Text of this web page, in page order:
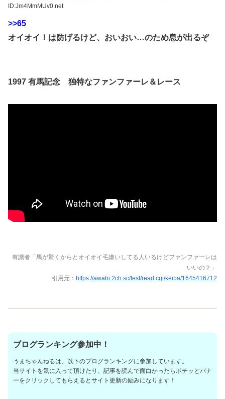
ID:Jm4MmMUv0.net
>>65
オイオイ！は防げるけど、おいおい…のため息が出るぞ
1997 有馬記念 独特なファンファーレ＆レース
有識者「馬が驚くからとオイオイ毛嫌いしてる人いるけどファンファーレは
いいの？」
引用元： https://awabi.2ch.sc/test/read.cgi/keiba/1645416712
ブログランキング参加中！
うまちゃんねるは、以下のブログランキングに参加しています。
当サイトを気に入って頂けたり、記事を読んで面白かったらポチッとバナ
ーをクリックしてもらえるとサイト更新の励みになります！